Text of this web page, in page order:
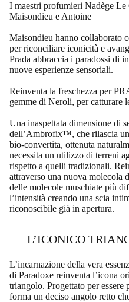
I maestri profumieri Nadège Le
Maisondieu e Antoine
Maisondieu hanno collaborato
per riconciliare iconicità e
Prada abbraccia i paradossi di
nuove esperienze sensoriali.
Reinventa la freschezza per
gemme di Neroli, per catturare
Una inaspettata dimensione di
dell’Ambrofix™, che rilascia
bio-convertita, ottenuta
necessita un utilizzo di terreni
rispetto a quelli tradizionali.
attraverso una nuova
delle molecole muschiate più
l’intensità creando una scia
riconoscibile già in apertura.
L’ICONICO
L’incarnazione della vera
di Paradoxe reinventa l’icona
triangolo. Progettato per essere
forma un deciso angolo retto